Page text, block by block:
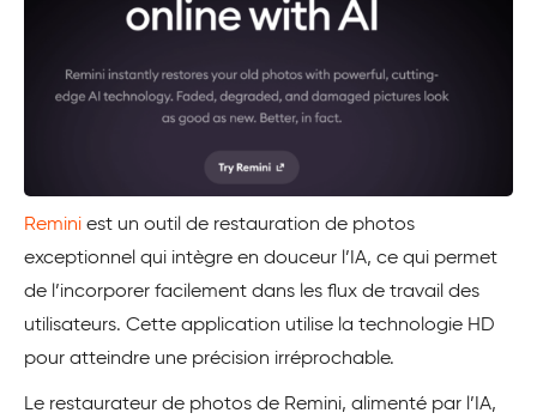
Remini est un outil de restauration de photos
exceptionnel qui intègre en douceur l’IA, ce qui permet
de l’incorporer facilement dans les flux de travail des
utilisateurs. Cette application utilise la technologie HD
pour atteindre une précision irréprochable.
Le restaurateur de photos de Remini, alimenté par l’IA,